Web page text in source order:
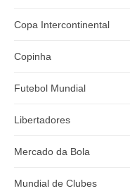
Copa Intercontinental
Copinha
Futebol Mundial
Libertadores
Mercado da Bola
Mundial de Clubes